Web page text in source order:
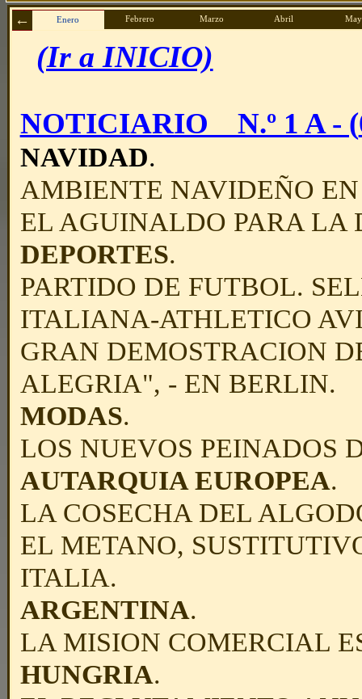
Enero Febrero Marzo Abril
(Ir a INICIO)
NOTICIARIO N.º 1 A - (
NAVIDAD.
AMBIENTE NAVIDEÑO
EL AGUINALDO PARA LA
DEPORTES.
PARTIDO DE FUTBOL.
ITALIANA-ATHLETICO
GRAN DEMOSTRACION
ALEGRIA", - EN BERLIN.
MODAS.
LOS NUEVOS PEINADOS
AUTARQUIA EUROPEA.
LA COSECHA DEL
EL METANO,
ITALIA.
ARGENTINA.
LA MISION COMERCIAL
HUNGRIA.